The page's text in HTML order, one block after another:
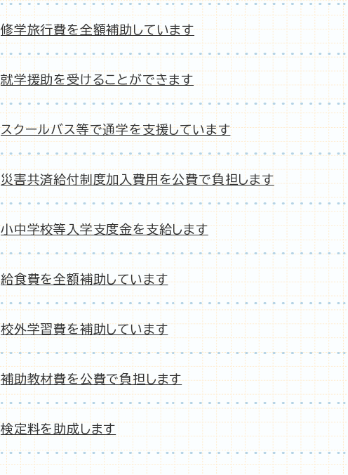
修学旅行費を全額補助しています
就学援助を受けることができます
スクールバス等で通学を支援しています
災害共済給付制度加入費用を公費で負担します
小中学校等入学支度金を支給します
給食費を全額補助しています
校外学習費を補助しています
補助教材費を公費で負担します
検定料を助成します